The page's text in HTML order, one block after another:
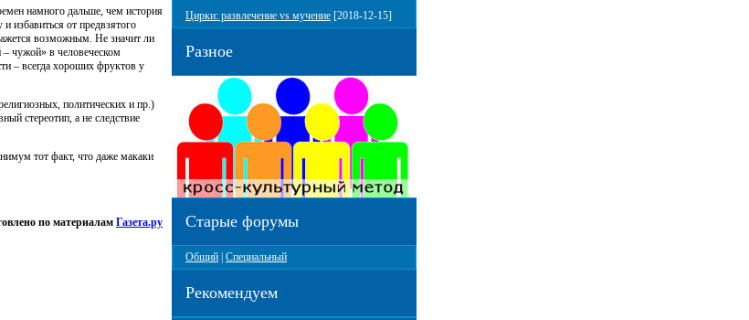
Цирки: развлечение vs мучение [2018-12-15]
Разное
Старые форумы
Общий Специальный
Рекомендуем
намного дальше, чем история
избавиться от предвзятого
возможным. Не значит ли
– чужой» в человеческом
– всегда хороших фруктов у
политических и пр.)
стереотип, а не следствие
тот факт, что даже макаки
по материалам Газета.ру